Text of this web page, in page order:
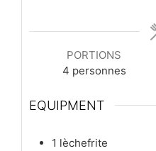
PORTIONS
4 personnes
EQUIPMENT
1 lèchefrite